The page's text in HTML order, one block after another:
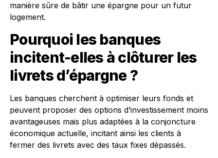
manière sûre de bâtir une épargne pour un futur
logement.
Pourquoi les banques
incitent-elles à clôturer les
livrets d’épargne ?
Les banques cherchent à optimiser leurs fonds et
peuvent proposer des options d’investissement moins
avantageuses mais plus adaptées à la conjoncture
économique actuelle, incitant ainsi les clients à
fermer des livrets avec des taux fixes dépassés.